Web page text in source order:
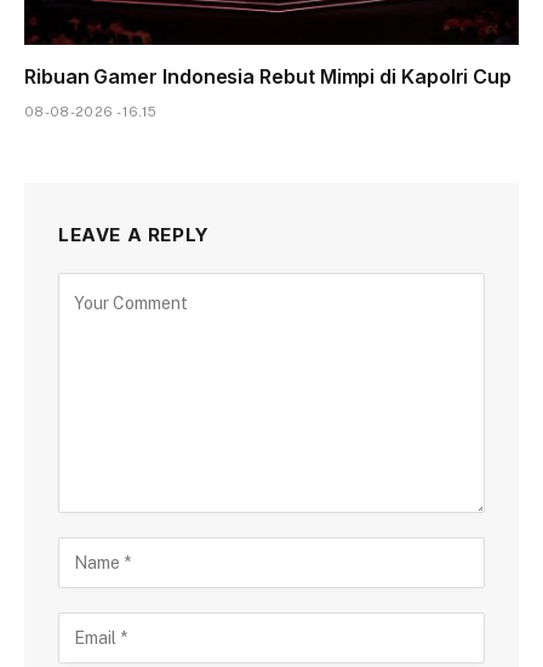
Ribuan Gamer Indonesia Rebut Mimpi di Kapolri Cup
08-08-2026 - 16.15
LEAVE A REPLY